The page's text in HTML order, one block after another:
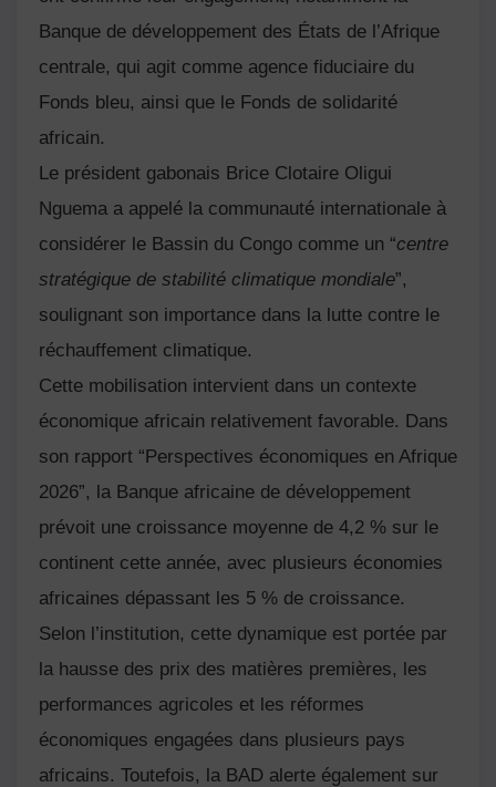
Banque de développement des États de l’Afrique
centrale, qui agit comme agence fiduciaire du
Fonds bleu, ainsi que le Fonds de solidarité
africain.
Le président gabonais Brice Clotaire Oligui
Nguemaa appelé la communauté internationale à
considérer le Bassin du Congo comme un “centre
stratégique de stabilité climatique mondiale”,
soulignant son importance dans la lutte contre le
réchauffement climatique.
Cette mobilisation intervient dans un contexte
économique africain relativement favorable. Dans
son rapport “Perspectives économiques en Afrique
2026”, la Banque africaine de développement
prévoit une croissance moyenne de 4,2 % sur le
continent cette année, avec plusieurs économies
africaines dépassant les 5 % de croissance.
Selon l’institution, cette dynamique est portée par
la hausse des prix des matières premières, les
performances agricoles et les réformes
économiques engagées dans plusieurs pays
africains. Toutefois, la BAD alerte également sur